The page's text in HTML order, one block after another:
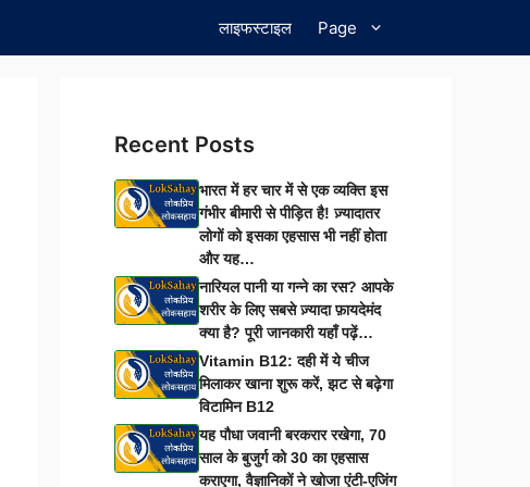
लाइफस्टाइल Page
Recent Posts
भारत में हर चार में से एक व्यक्ति इस
गंभीर बीमारी से पीड़ित है! ज़्यादातर
लोगों को इसका एहसास भी नहीं होता
और यह…
नारियल पानी या गन्ने का रस? आपके
शरीर के लिए सबसे ज़्यादा फ़ायदेमंद
क्या है? पूरी जानकारी यहाँ पढ़ें…
Vitamin B12: दही में ये चीज
मिलाकर खाना शुरू करें, झट से बढ़ेगा
विटामिन B12
यह पौधा जवानी बरकरार रखेगा, 70
साल के बुजुर्ग को 30 का एहसास
कराएगा, वैज्ञानिकों ने खोजा एंटी-एजिंग